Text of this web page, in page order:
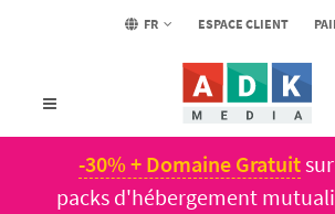
FR ESPACE CLIENT
-30% + Domaine Gratuit
packs d'hébergement